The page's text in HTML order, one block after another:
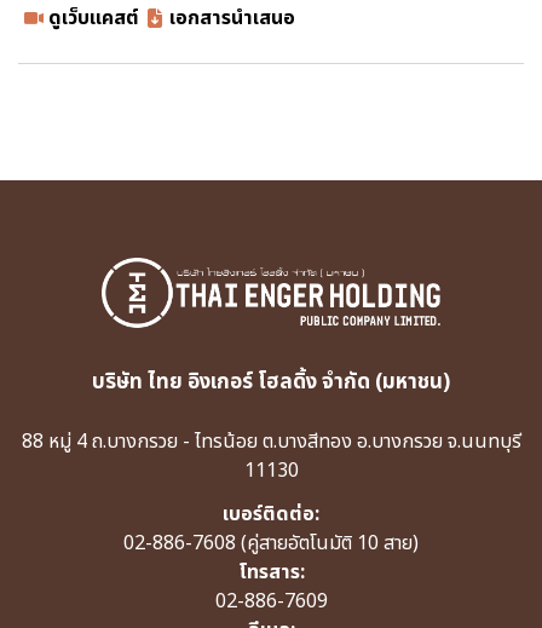
ดูเว็บแคสต์
เอกสารนำเสนอ
บริษัท ไทย อิงเกอร์ โฮลดิ้ง จำกัด (มหาชน)
88 หมู่ 4 ถ.บางกรวย - ไทรน้อย ต.บางสีทอง อ.บางกรวย จ.นนทบุรี
11130
เบอร์ติดต่อ:
02-886-7608 (คู่สายอัตโนมัติ 10 สาย)
โทรสาร:
02-886-7609